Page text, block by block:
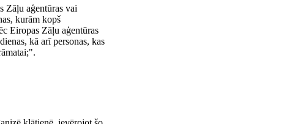
Zāļu aģentūras vai
kurām kopš
Eiropas Zāļu aģentūras
kā arī personas, kas